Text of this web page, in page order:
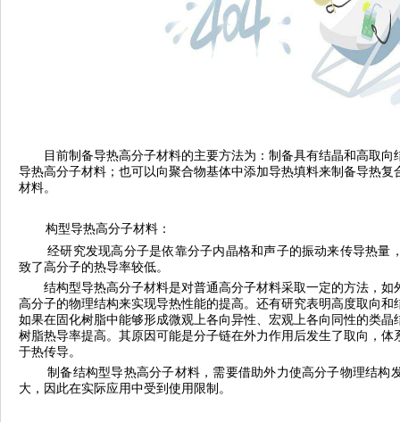
目前制备导热高分子材料的主要方法为：制备具有结晶和高取
导热高分子材料；也可以向聚合物基体中添加导热填料来制备导热
材料。
构型导热高分子材料：
经研究发现高分子是依靠分子内晶格和声子的振动来传导热量
致了高分子的热导率较低。
结构型导热高分子材料是对普通高分子材料采取一定的方法，
高分子的物理结构来实现导热性能的提高。还有研究表明高度取向
如果在固化树脂中能够形成微观上各向异性、宏观上各向同性的类
树脂热导率提高。其原因可能是分子链在外力作用后发生了取向，
于热传导。
制备结构型导热高分子材料，需要借助外力使高分子物理结构
大，因此在实际应用中受到使用限制。